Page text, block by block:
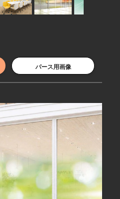
パース用画像